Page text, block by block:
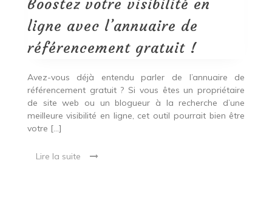
de
référencement
gratuit
!
Boostez votre visibilité en
ligne avec l’annuaire de
référencement gratuit !
Avez-vous déjà entendu parler de l’annuaire de
référencement gratuit ? Si vous êtes un propriétaire
de site web ou un blogueur à la recherche d’une
meilleure visibilité en ligne, cet outil pourrait bien être
votre […]
Lire la suite